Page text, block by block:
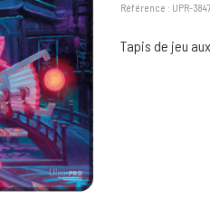
Référence : UPR-
Tapis de jeu